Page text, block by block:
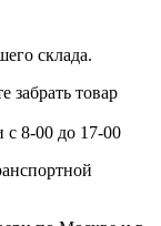
склада.
забрать товар
с 8-00 до 17-00